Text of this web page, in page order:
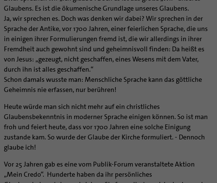
Glaubens. Es ist die ökumenische Grundlage unseres Glaubens.
Ja, wir sprechen es. Doch was denken wir dabei? Wir sprechen in der
Sprache der Antike, vor 1700 Jahren, einer feierlichen Sprache, die uns
in einigen ihrer Formulierungen fremd ist, die wir allerdings in ihrer
Fremdheit auch gewohnt sind und geheimnisvoll finden: Da heißt es
von Jesus: „gezeugt, nicht geschaffen, eines Wesens mit dem Vater,
durch ihn ist alles geschaffen.“
Schon damals wusste man: Menschliche Sprache kann das göttliche
Geheimnis nie erfassen, nur berühren!
Heute würde man sich nicht mehr auf ein christliches
Glaubensbekenntnis in moderner Sprache einigen können. So ist man
froh und feiert heute, dass vor 1700 Jahren eine solche Einigung
zustande kam. So wurde der Glaube der Kirche formuliert. - Dennoch
glaube ich!
Vor 25 Jahren gab es eine vom Publik-Forum veranstaltete Aktion
„Mein Credo“. Hunderte haben da ihr persönliches